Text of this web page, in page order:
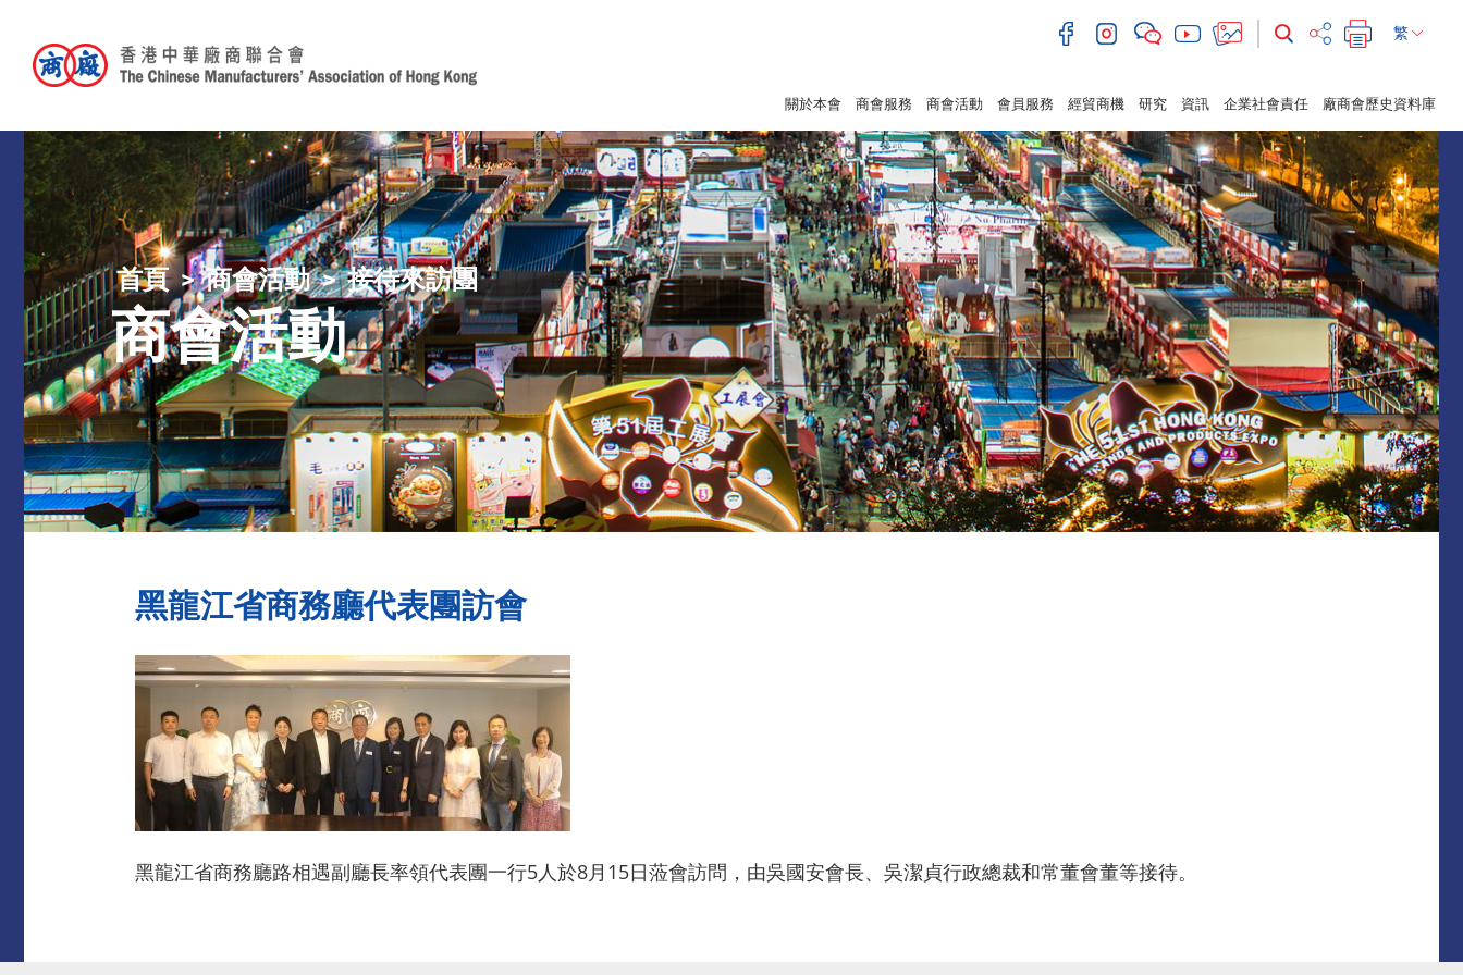
繁
關於本會 商會服務 商會活動 會員服務 經貿商機 研究 資訊 企業社會責任 廠商會歷史資料庫
首頁 商會活動 接待來訪團
商會活動
黑龍江省商務廳代表團訪會
黑龍江省商務廳路相遇副廳長率領代表團一行5人於8月15日蒞會訪問，由吳國安會長、吳潔貞行政總裁和常董會董等接待。